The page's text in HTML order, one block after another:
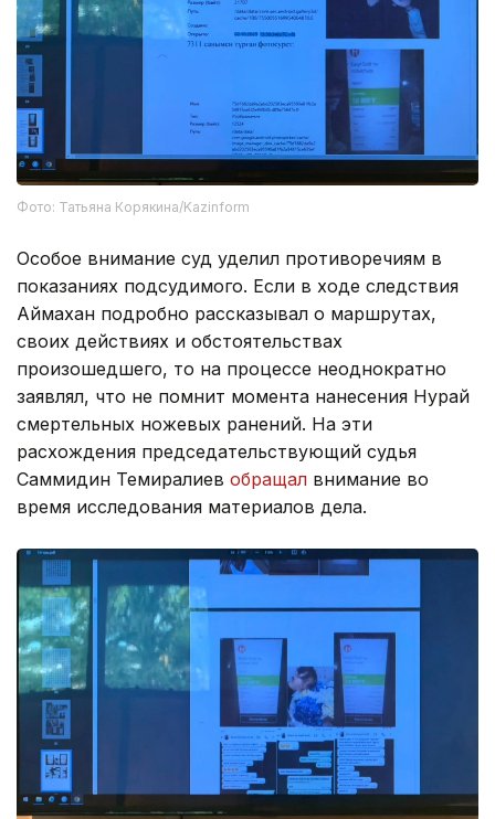
Фото: Татьяна Корякина/Kazinform
Особое внимание суд уделил противоречиям в
показаниях подсудимого. Если в ходе следствия
Аймахан подробно рассказывал о маршрутах,
своих действиях и обстоятельствах
произошедшего, то на процессе неоднократно
заявлял, что не помнит момента нанесения Нурай
смертельных ножевых ранений. На эти
расхождения председательствующий судья
Саммидин Темиралиев обращал внимание во
время исследования материалов дела.